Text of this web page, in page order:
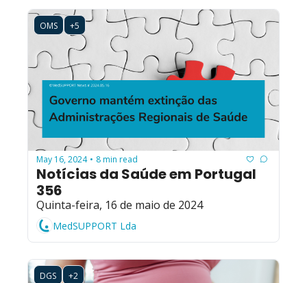
OMS +5
May 16, 2024 • 8 min read
Notícias da Saúde em Portugal
356
Quinta-feira, 16 de maio de 2024
MedSUPPORT Lda
DGS +2